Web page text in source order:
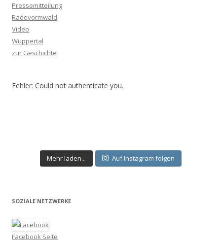
Pressemitteilung
Radevormwald
Video
Wuppertal
zur Geschichte
Fehler: Could not authenticate you.
Mehr laden... Auf Instagram folgen
SOZIALE NETZWERKE
Facebook Seite